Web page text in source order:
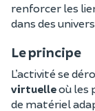
renforcer les
dans des
Le principe
L’activité se
virtuelleoù les
de matériel